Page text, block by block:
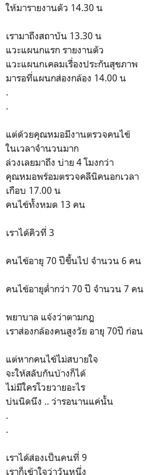
ให้มารายงานตัว 14.30 น
เรามาถึงสถาบัน 13.30 น
แวะแผนกแรก รายงานตัว
แวะแผนกเคลมเรื่องประกันสุขภาพ
มารอที่แผนกส่องกล้อง 14.00 น
.
.
แต่ด้วยคุณหมอมีงานตรวจคนไข้
ในเวลาจำนวนมาก
ล่วงเลยมาถึง บ่าย 4 โมงกว่า
คุณหมอพร้อมตรวจคลีนิคนอกเวลา
เกือบ 17.00 น
คนไข้ทั้งหมด 13 คน
เราได้คิวที่ 3
คนไข้อายุ 70 ปีขึ้นไป จำนวน 6 คน
คนไข้อายุต่ำกว่า 70 ปี จำนวน 7 คน
พยาบาล แจ้งว่าตามกฎ
เราส่องกล้องคนสูงวัย อายุ 70ปี ก่อน
แต่หากคนไข้ไม่สบายใจ
จะให้สลับกันบ้างก็ได้
ไม่มีใครโวยวายอะไร
บ่นนิดนึง .. ว่ารอนานแค่นั้น
.
.
เราได้ส่องเป็นคนที่ 9
เราก็เข้าใจว่าวันหนึ่ง